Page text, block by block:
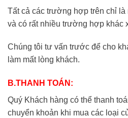
Tất cả các trường hợp trên chỉ
và có rất nhiều trường hợp khác
Chúng tôi tư vấn trước để cho
làm mất lòng khách.
B.THANH TOÁN:
Quý Khách hàng có thể thanh
chuyển khoản khi mua các loại